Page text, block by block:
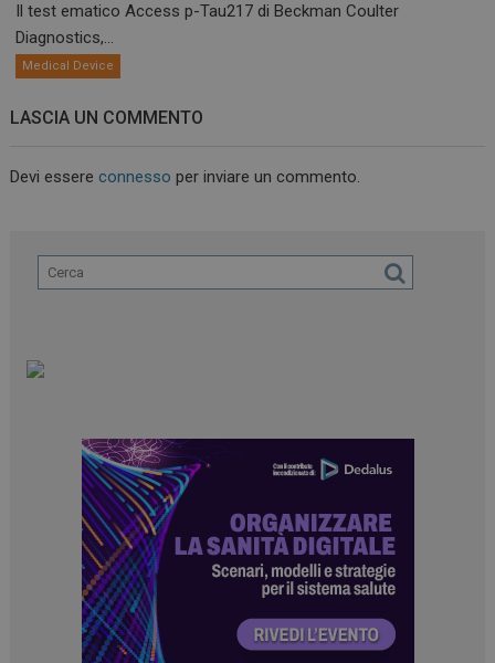
Il test ematico Access p-Tau217 di Beckman Coulter
Diagnostics,...
Medical Device
LASCIA UN COMMENTO
Devi essereconnesso per inviare un commento.